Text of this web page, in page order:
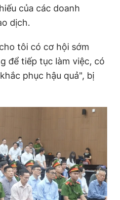
của các doanh
dịch.
tôi có cơ hội sớm
để tiếp tục làm việc, có
phục hậu quả", bị